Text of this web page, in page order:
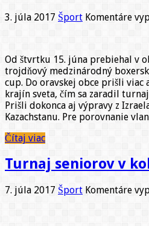
3. júla 2017 Šport Komentáre
Od štvrtku 15. júna prebiehal v
trojdňový medzinárodný
cup. Do oravskej obce prišli viac
krajín sveta, čím sa zaradil
Prišli dokonca aj výpravy z
Kazachstanu. Pre porovnanie
Čítaj viac
Turnaj seniorov v
7. júla 2017 Šport Komentáre